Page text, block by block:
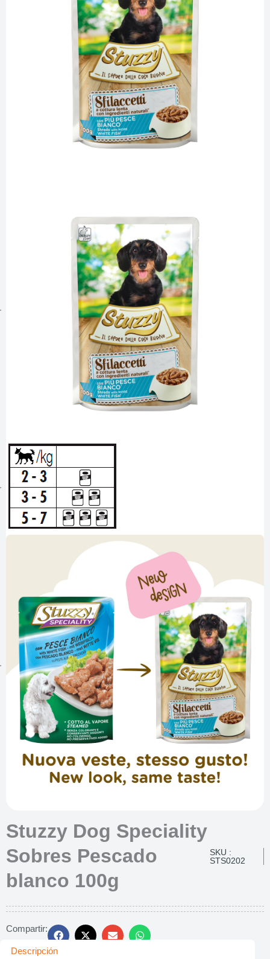
Stuzzy Dog Speciality
Sobres Pescado
blanco 100g
SKU :
STS0202
Compartir:
Descripción